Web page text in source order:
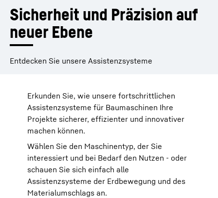
Sicherheit und Präzision auf
neuer Ebene
Entdecken Sie unsere Assistenzsysteme
Erkunden Sie, wie unsere fortschrittlichen
Assistenzsysteme für Baumaschinen Ihre
Projekte sicherer, effizienter und innovativer
machen können.
Wählen Sie den Maschinentyp, der Sie
interessiert und bei Bedarf den Nutzen - oder
schauen Sie sich einfach alle
Assistenzsysteme der Erdbewegung und des
Materialumschlags an.